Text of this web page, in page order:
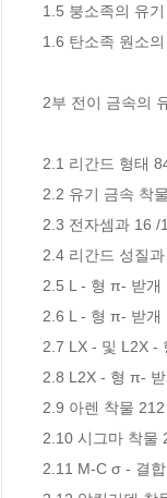
1.5 붕소족의 유
1.6 탄소족 원소
2부 전이 금속의
2.1 리간드 형태
2.2 유기 금속 착
2.3 전자셈과 16 /
2.4 리간드 성질
2.5 L - 형 π- 받개
2.6 L - 형 π- 받개
2.7 LX - 및 L2X -
2.8 L2X - 형 π-
2.9 아렌 착물 212
2.10 시그마 착물
2.11 M-C σ - 결